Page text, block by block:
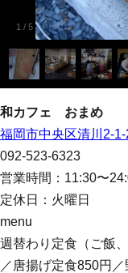
1 / 5
和カフェ おまめ
福岡市中央区清川2-
092-523-6323
営業時間：11:30〜
定休日：火曜日
menu
週替わり定食（ご飯
／唐揚げ定食850円